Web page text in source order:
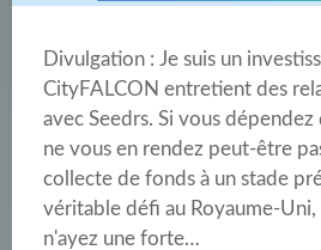
Divulgation : Je suis un
CityFALCON entretient des
avec Seedrs. Si vous dépendez
ne vous en rendez peut-être
collecte de fonds à un stade
véritable défi au Royaume-Uni,
n'ayez une forte…